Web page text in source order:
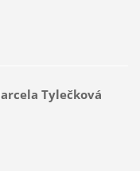
Tylečková